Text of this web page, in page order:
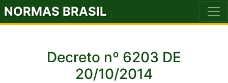
NORMAS BRASIL
Decreto nº 6203 DE
20/10/2014